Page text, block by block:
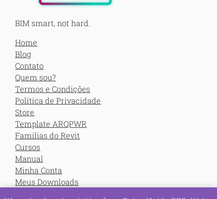
BIM smart, not hard.
Home
Blog
Contato
Quem sou?
Termos e Condições
Política de Privacidade
Store
Template ARQPWR
Famílias do Revit
Cursos
Manual
Minha Conta
Meus Downloads